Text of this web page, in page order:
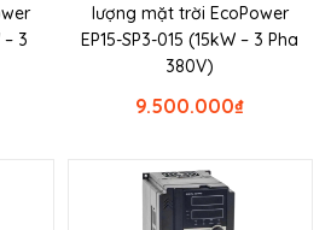
3
lượng mặt trời EcoPower
EP15-SP3-015 (15kW – 3 Pha
380V)
₫
9.500.000